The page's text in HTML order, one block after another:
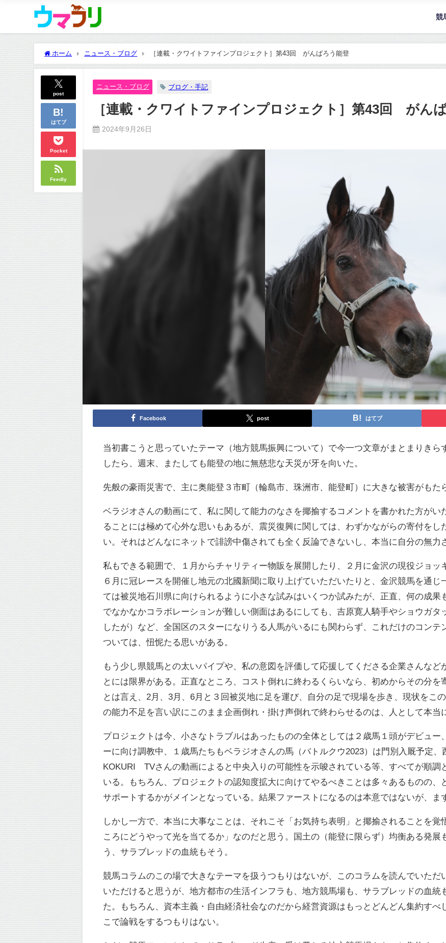
競
ホーム ニュース・ブログ ［連載・クワイトファインプロジェクト］第43回 がんばろう能登
post
はてブ
Pocket
Feedly
ニュース・ブログ ブログ・手記
［連載・クワイトファインプロジェクト］第43回 がん
2024年9月26日
Facebook post はてブ
当初書こうと思っていたテーマ（地方競馬振興について）で今一つ文章がまとまりき
したら、週末、またしても能登の地に無慈悲な天災が牙を向いた。
先般の豪雨災害で、主に奥能登３市町（輪島市、珠洲市、能登町）に大きな被害がもた
ベラジオさんの動画にて、私に関して能力のなさを揶揄するコメントを書かれた方がい
ることには極めて心外な思いもあるが、震災復興に関しては、わずかながらの寄付を
い。それはどんなにネットで誹謗中傷されても全く反論できないし、本当に自分の無力
私もできる範囲で、１月からチャリティー物販を展開したり、２月に金沢の現役ジョッ
６月に冠レースを開催し地元の北國新聞に取り上げていただいたりと、金沢競馬を通
ては被災地石川県に向けられるように小さな試みはいくつか試みたが、正直、何の成
でなかなかコラボレーションが難しい側面はあるにしても、吉原寛人騎手やショウガタ
したが）など、全国区のスターになりうる人馬がいるにも関わらず、これだけのコン
ついては、忸怩たる思いがある。
もう少し県競馬との太いパイプや、私の意図を評価して応援してくださる企業さんなど
とには限界がある。正直なところ、コスト倒れに終わるくらいなら、初めからその分を
とは言え、2月、3月、6月と３回被災地に足を運び、自分の足で現場を歩き、現状をこ
の能力不足を言い訳にこのまま企画倒れ・掛け声倒れで終わらせるのは、人として本当
プロジェクトは今、小さなトラブルはあったものの全体としては２歳馬１頭がデビュー
ーに向け調教中、１歳馬たちもベラジオさんの馬（バトルクウ2023）は門別入厩予定
KOKURI TVさんの動画によると中央入りの可能性を示唆されている等、すべてが順調
いる。もちろん、プロジェクトの認知度拡大に向けてやるべきことは多々あるものの、
サポートするかがメインとなっている。結果ファーストになるのは本意ではないが、ま
しかし一方で、本当に大事なことは、それこそ「お気持ち表明」と揶揄されることを
ころにどうやって光を当てるか」なのだと思う。国土の（能登に限らず）均衡ある発
う、サラブレッドの血統もそう。
競馬コラムのこの場で大きなテーマを扱うつもりはないが、このコラムを読んでいた
いただけると思うが、地方都市の生活インフラも、地方競馬場も、サラブレッドの血統
た。もちろん、資本主義・自由経済社会なのだから経営資源はもっとどんどん集約すべ
こで論戦をするつもりはない。